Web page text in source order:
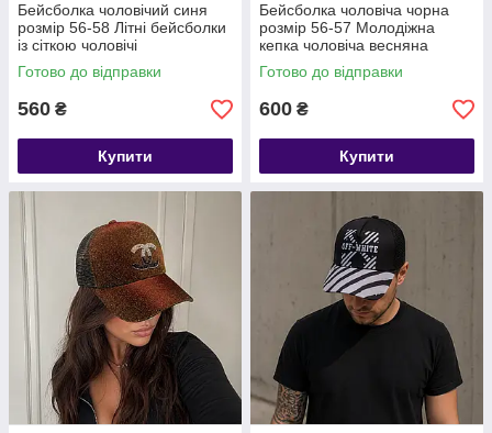
Бейсболка чоловічий синя
розмір 56-58 Літні бейсболки
із сіткою чоловічі
Готово до відправки
560 ₴
Купити
Бейсболка чоловіча чорна
розмір 56-57 Молодіжна
кепка чоловіча весняна
Готово до відправки
600 ₴
Купити